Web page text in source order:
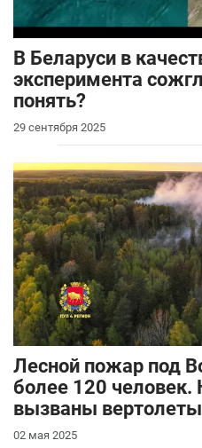
В Беларуси в
эксперимента
понять?
29 сентября 2025
Лесной пожар под
более 120
вызваны
02 мая 2025